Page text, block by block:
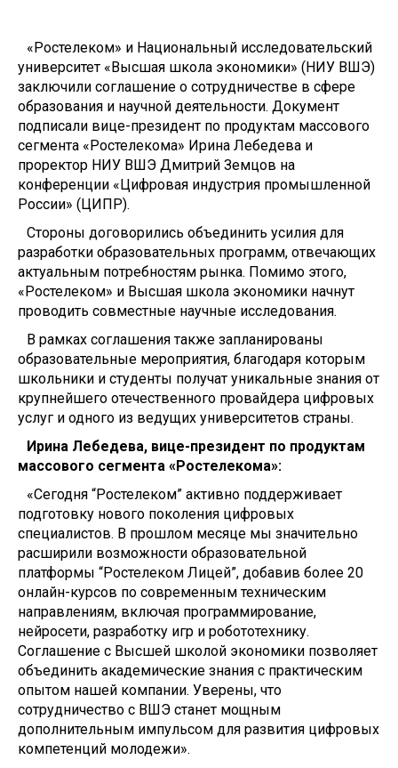
«Ростелеком» и Национальный исследовательский
университет «Высшая школа экономики» (НИУ ВШЭ)
заключили соглашение о сотрудничестве в сфере
образования и научной деятельности. Документ
подписали вице-президент по продуктам массового
сегмента «Ростелекома» Ирина Лебедева и
проректор НИУ ВШЭ Дмитрий Земцов на
конференции «Цифровая индустрия промышленной
России» (ЦИПР).
Стороны договорились объединить усилия для
разработки образовательных программ, отвечающих
актуальным потребностям рынка. Помимо этого,
«Ростелеком» и Высшая школа экономики начнут
проводить совместные научные исследования.
В рамках соглашения также запланированы
образовательные мероприятия, благодаря которым
школьники и студенты получат уникальные знания от
крупнейшего отечественного провайдера цифровых
услуг и одного из ведущих университетов страны.
Ирина Лебедева, вице-президент по продуктам
массового сегмента «Ростелекома»:
«Сегодня “Ростелеком” активно поддерживает
подготовку нового поколения цифровых
специалистов. В прошлом месяце мы значительно
расширили возможности образовательной
платформы “Ростелеком Лицей”, добавив более 20
онлайн-курсов по современным техническим
направлениям, включая программирование,
нейросети, разработку игр и робототехнику.
Соглашение с Высшей школой экономики позволяет
объединить академические знания с практическим
опытом нашей компании. Уверены, что
сотрудничество с ВШЭ станет мощным
дополнительным импульсом для развития цифровых
компетенций молодежи».